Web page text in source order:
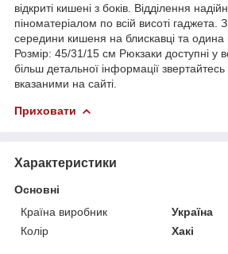
відкриті кишені з боків. Відділення
піноматеріалом по всій висоті гаджета.
середини кишеня на блискавці та одина
Розмір: 45/31/15 см Рюкзаки доступні у
більш детальної інформації звертайтесь
вказаними на сайті.
Приховати
Характеристики
Основні
Країна виробник
Україна
Колір
Хакі